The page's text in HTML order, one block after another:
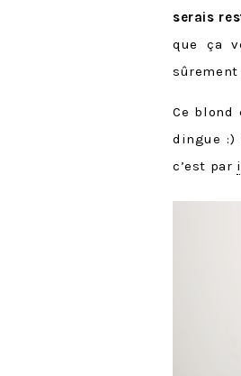
serais
que ça
sûrement
Ce blond
dingue :)
c’est par